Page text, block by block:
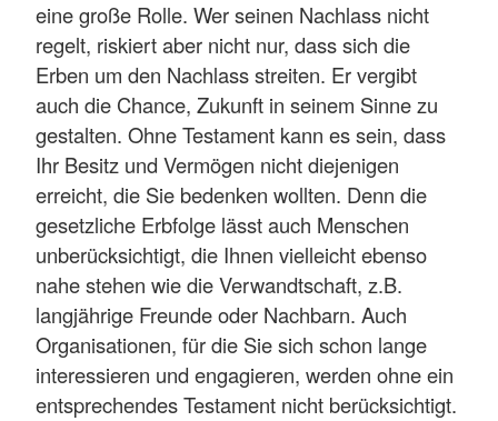
eine große Rolle. Wer seinen Nachlass nicht
regelt, riskiert aber nicht nur, dass sich die
Erben um den Nachlass streiten. Er vergibt
auch die Chance, Zukunft in seinem Sinne zu
gestalten. Ohne Testament kann es sein, dass
Ihr Besitz und Vermögen nicht diejenigen
erreicht, die Sie bedenken wollten. Denn die
gesetzliche Erbfolge lässt auch Menschen
unberücksichtigt, die Ihnen vielleicht ebenso
nahe stehen wie die Verwandtschaft, z.B.
langjährige Freunde oder Nachbarn. Auch
Organisationen, für die Sie sich schon lange
interessieren und engagieren, werden ohne ein
entsprechendes Testament nicht berücksichtigt.